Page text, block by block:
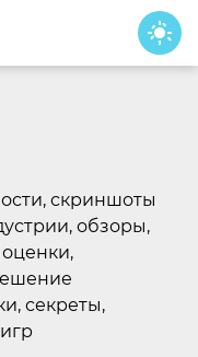
скриншоты
обзоры,
секреты,